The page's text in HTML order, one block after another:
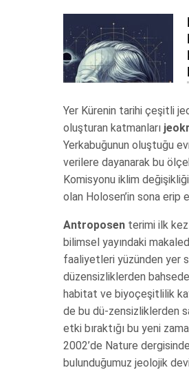
Yer Kürenin tarihi çeşitli
oluşturan katmanları
Yerkabuğunun oluştuğu
verilere dayanarak bu
Komisyonu iklim
olan Holosen’in sona erip
Antroposen terimi ilk kez
bilimsel yayındaki
faaliyetleri yüzünden yer
düzensizliklerden
habitat ve biyoçeşitlilik
de bu dü-zensizliklerden
etki bıraktığı bu yeni
2002’de Nature
bulunduğumuz jeolojik